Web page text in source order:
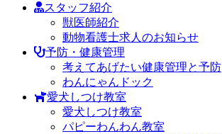
スタッフ紹介
獣医師紹介
動物看護士求人のお知らせ
予防・健康管理
考えてあげたい健康管理と予防
わんにゃんドック
愛犬しつけ教室
愛犬しつけ教室
パピーわんわん教室